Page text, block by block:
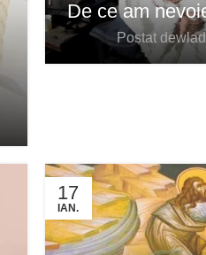
De ce am
Postat de
17
IAN.